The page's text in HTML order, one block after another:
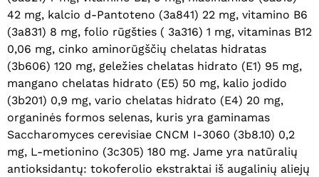
Eiti Į Parduotuvę
42 mg, kalcio d-Pantoteno (3a841) 22 mg, vitamino B6
(3a831) 8 mg, folio rūgšties ( 3a316) 1 mg, vitaminas B12
0,06 mg, cinko aminorūgščių chelatas hidratas
(3b606) 120 mg, geležies chelatas hidrato (E1) 95 mg,
mangano chelatas hidrato (E5) 50 mg, kalio jodido
(3b201) 0,9 mg, vario chelatas hidrato (E4) 20 mg,
organinės formos selenas, kuris yra gaminamas
Saccharomyces cerevisiae CNCM I-3060 (3b8.10) 0,2
mg, L-metionino (3c305) 180 mg. Jame yra natūralių
antioksidantų: tokoferolio ekstraktai iš augalinių aliejų